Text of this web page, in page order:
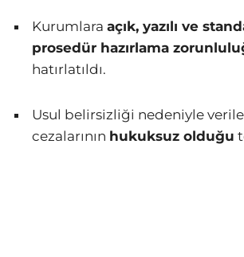
Kurumlara açık, yazılı ve
prosedür hazırlama
hatırlatıldı.
Usul belirsizliği nedeniyle
cezalarının hukuksuz olduğu